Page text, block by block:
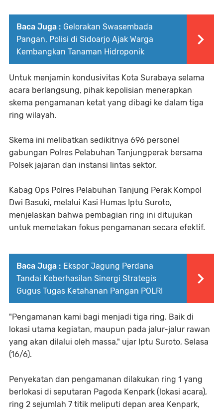
Baca Juga : Gelorakan Swasembada
Pangan, Polisi di Sidoarjo Ajak Warga
Kembangkan Tanaman Hidroponik
Untuk menjamin kondusivitas Kota Surabaya selama
acara berlangsung, pihak kepolisian menerapkan
skema pengamanan ketat yang dibagi ke dalam tiga
ring wilayah.
Skema ini melibatkan sedikitnya 696 personel
gabungan Polres Pelabuhan Tanjungperak bersama
Polsek jajaran dan instansi lintas sektor.
Kabag Ops Polres Pelabuhan Tanjung Perak Kompol
Dwi Basuki, melalui Kasi Humas Iptu Suroto,
menjelaskan bahwa pembagian ring ini ditujukan
untuk memetakan fokus pengamanan secara efektif.
Baca Juga : Ekspor Jagung Perdana
Tandai Keberhasilan Sinergi Strategis
Gugus Tugas Ketahanan Pangan POLRI
"Pengamanan kami bagi menjadi tiga ring. Baik di
lokasi utama kegiatan, maupun pada jalur-jalur rawan
yang akan dilalui oleh massa," ujar Iptu Suroto, Selasa
(16/6).
Penyekatan dan pengamanan dilakukan ring 1 yang
berlokasi di seputaran Pagoda Kenpark (lokasi acara),
ring 2 sejumlah 7 titik meliputi depan area Kenpark,